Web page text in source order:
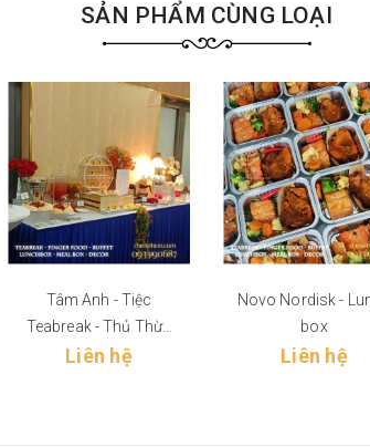
SẢN PHẨM CÙNG LOẠI
Tâm Anh - Tiệc
Teabreak - Thủ Thừa
Tây Ninh
Liên hệ
Novo Nordisk -
box
Liên hệ